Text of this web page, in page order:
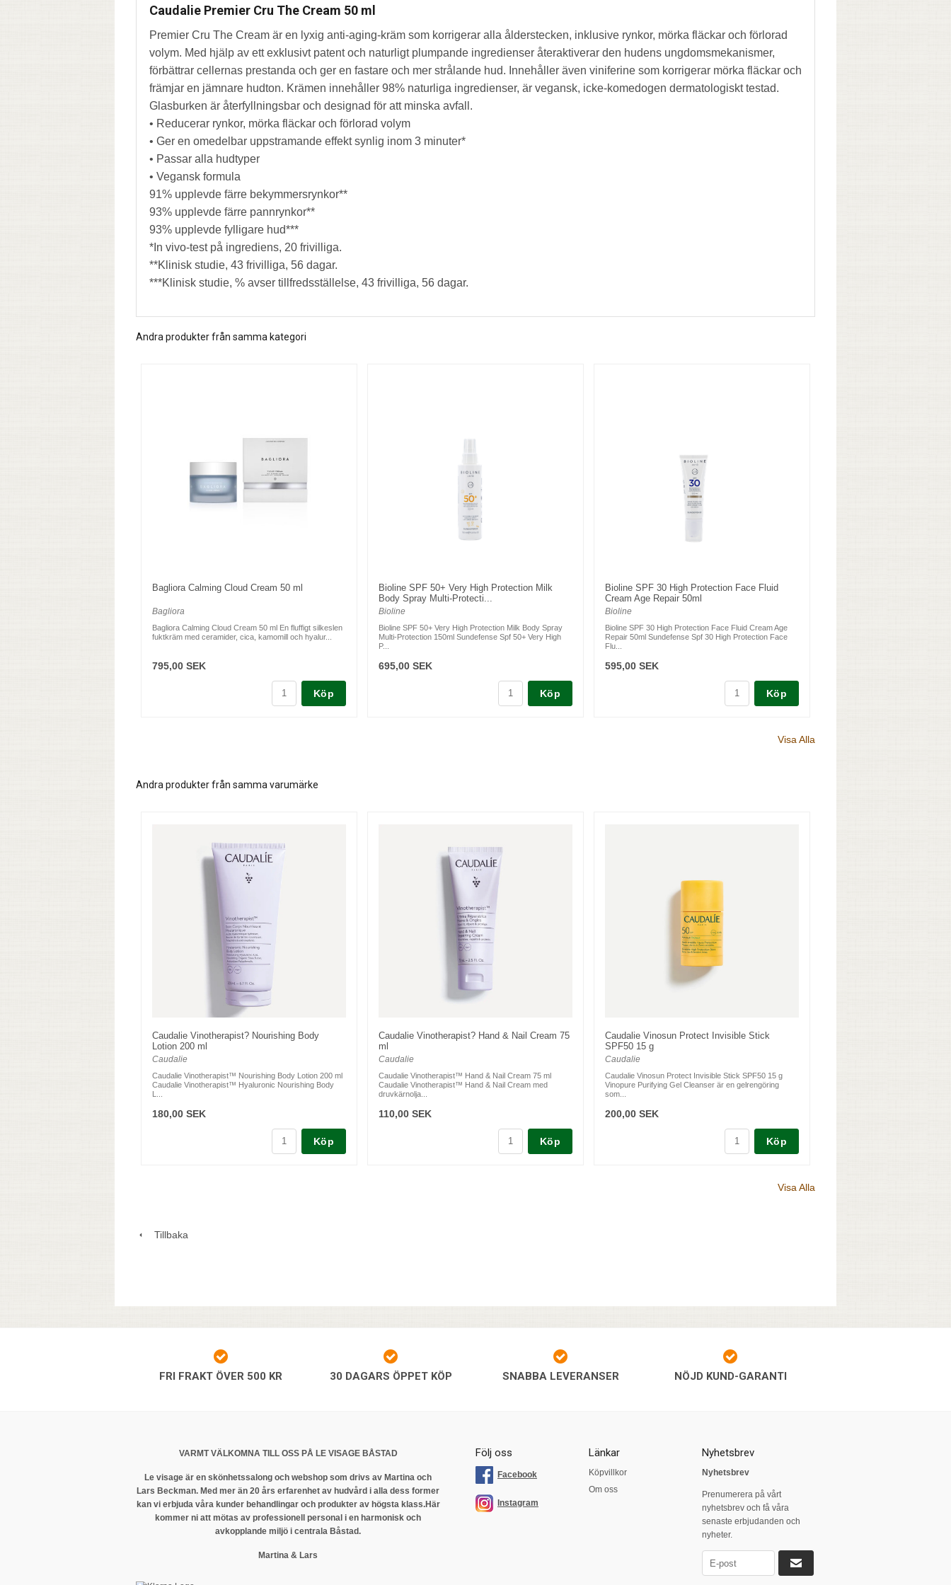
Caudalie Premier Cru The Cream 50 ml
Premier Cru The Cream är en lyxig anti-aging-kräm som korrigerar alla ålderstecken, inklusive rynkor, mörka fläckar och förlorad
volym. Med hjälp av ett exklusivt patent och naturligt plumpande ingredienser återaktiverar den hudens ungdomsmekanismer,
förbättrar cellernas prestanda och ger en fastare och mer strålande hud. Innehåller även viniferine som korrigerar mörka fläckar och
främjar en jämnare hudton. Krämen innehåller 98% naturliga ingredienser, är vegansk, icke-komedogen dermatologiskt testad.
Glasburken är återfyllningsbar och designad för att minska avfall.
• Reducerar rynkor, mörka fläckar och förlorad volym
• Ger en omedelbar uppstramande effekt synlig inom 3 minuter*
• Passar alla hudtyper
• Vegansk formula
91% upplevde färre bekymmersrynkor**
93% upplevde färre pannrynkor**
93% upplevde fylligare hud***
*In vivo-test på ingrediens, 20 frivilliga.
**Klinisk studie, 43 frivilliga, 56 dagar.
***Klinisk studie, % avser tillfredsställelse, 43 frivilliga, 56 dagar.
Andra produkter från samma kategori
Bagliora Calming Cloud Cream 50 ml
Bagliora
Bagliora Calming Cloud Cream 50 ml En fluffigt silkeslen
fuktkräm med ceramider, cica, kamomill och hyalur...
795,00 SEK
Köp
Bioline SPF 50+ Very High Protection Milk
Body Spray Multi-Protecti...
Bioline
Bioline SPF 50+ Very High Protection Milk Body Spray
Multi-Protection 150ml Sundefense Spf 50+ Very High
P...
695,00 SEK
Köp
Bioline SPF 30 High Protection Face Fluid
Cream Age Repair 50ml
Bioline
Bioline SPF 30 High Protection Face Fluid Cream Age
Repair 50ml Sundefense Spf 30 High Protection Face
Flu...
595,00 SEK
Köp
Visa Alla
Andra produkter från samma varumärke
Caudalie Vinotherapist? Nourishing Body
Lotion 200 ml
Caudalie
Caudalie Vinotherapist™ Nourishing Body Lotion 200 ml
Caudalie Vinotherapist™ Hyaluronic Nourishing Body
L...
180,00 SEK
Köp
Caudalie Vinotherapist? Hand & Nail Cream 75
ml
Caudalie
Caudalie Vinotherapist™ Hand & Nail Cream 75 ml
Caudalie Vinotherapist™ Hand & Nail Cream med
druvkärnolja...
110,00 SEK
Köp
Caudalie Vinosun Protect Invisible Stick
SPF50 15 g
Caudalie
Caudalie Vinosun Protect Invisible Stick SPF50 15 g
Vinopure Purifying Gel Cleanser är en gelrengöring
som...
200,00 SEK
Köp
Visa Alla
Tillbaka
FRI FRAKT ÖVER 500 KR 30 DAGARS ÖPPET KÖP SNABBA LEVERANSER NÖJD KUND-GARANTI
VARMT VÄLKOMNA TILL OSS PÅ LE VISAGE BÅSTAD
Le visage är en skönhetssalong och webshop som drivs av Martina och
Lars Beckman. Med mer än 20 års erfarenhet av hudvård i alla dess former
kan vi erbjuda våra kunder behandlingar och produkter av högsta klass.Här
kommer ni att mötas av professionell personal i en harmonisk och
avkopplande miljö i centrala Båstad.
Martina & Lars
Följ oss
Facebook
Instagram
Länkar
Köpvillkor
Om oss
Nyhetsbrev
Nyhetsbrev
Prenumerera på vårt
nyhetsbrev och få våra
senaste erbjudanden och
nyheter.